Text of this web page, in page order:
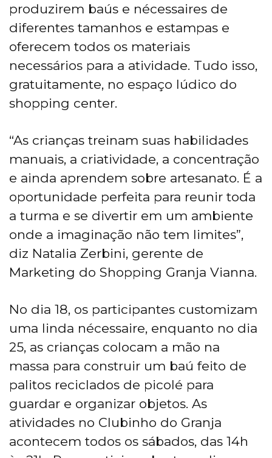
produzirem baús e nécessaires de
diferentes tamanhos e estampas e
oferecem todos os materiais
necessários para a atividade. Tudo isso,
gratuitamente, no espaço lúdico do
shopping center.
“As crianças treinam suas habilidades
manuais, a criatividade, a concentração
e ainda aprendem sobre artesanato. É a
oportunidade perfeita para reunir toda
a turma e se divertir em um ambiente
onde a imaginação não tem limites”,
diz Natalia Zerbini, gerente de
Marketing do Shopping Granja Vianna.
No dia 18, os participantes customizam
uma linda nécessaire, enquanto no dia
25, as crianças colocam a mão na
massa para construir um baú feito de
palitos reciclados de picolé para
guardar e organizar objetos. As
atividades no Clubinho do Granja
acontecem todos os sábados, das 14h